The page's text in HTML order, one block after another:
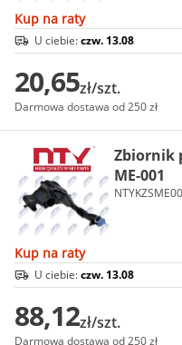
Kup na raty
U ciebie:czw. 13.08
20,65zł/szt.
Darmowa dostawa od 250 zł
Zbiornik
ME-001
Kup na raty
U ciebie:czw. 13.08
88,12zł/szt.
Darmowa dostawa od 250 zł